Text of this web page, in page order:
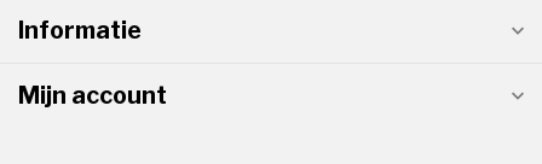
Informatie
Mijn account